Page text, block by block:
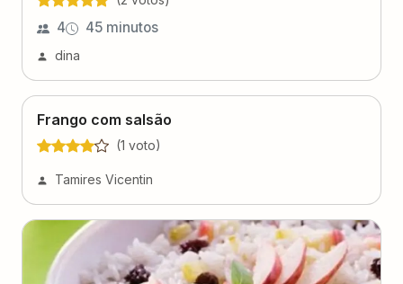
4 45 minutos
dina
Frango com salsão
(1 voto)
Tamires Vicentin